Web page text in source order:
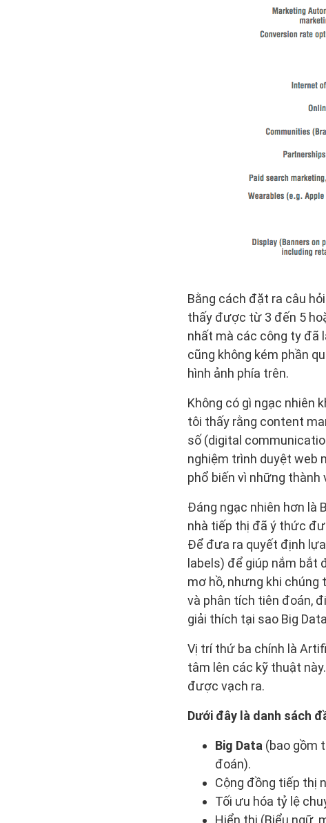
Bằng cách đặt ra câu
thấy được từ 3 đến 5
nhất mà các công ty đã
cũng không kém phần
hình ảnh phía trên.
Không có gì ngạc nhiên
tôi thấy rằng content
số (digital
nghiệm trình duyệt web
phổ biến vì những
Đáng ngạc nhiên hơn là
nhà tiếp thị đã ý thức
Để đưa ra quyết định
labels) để giúp nắm bắt
mơ hồ, nhưng khi
và phân tích tiên đoán,
giải thích tại sao Big
Vị trí thứ ba chính là
tâm lên các kỹ thuật
được vạch ra.
Dưới đây là danh sách
Big Data (bao gồm
đoán).
Cộng đồng tiếp thị
Tối ưu hóa tỷ lệ
Hiển thị (Biểu ngữ,